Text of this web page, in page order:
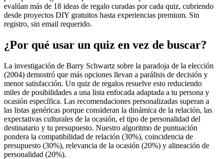
evalúan más de 18 ideas de regalo curadas por cada quiz, cubriendo
desde proyectos DIY gratuitos hasta experiencias premium. Sin
registro, sin email requerido.
¿Por qué usar un quiz en vez de buscar?
La investigación de Barry Schwartz sobre la paradoja de la elección
(2004) demostró que más opciones llevan a parálisis de decisión y
menor satisfacción. Un quiz de regalos resuelve esto reduciendo
miles de posibilidades a una lista enfocada adaptada a tu persona y
ocasión específica. Las recomendaciones personalizadas superan a
las listas genéricas porque consideran la dinámica de la relación, las
expectativas culturales de la ocasión, el tipo de personalidad del
destinatario y tu presupuesto. Nuestro algoritmo de puntuación
pondera la compatibilidad de relación (30%), coincidencia de
presupuesto (30%), relevancia de la ocasión (20%) y alineación de
personalidad (20%).